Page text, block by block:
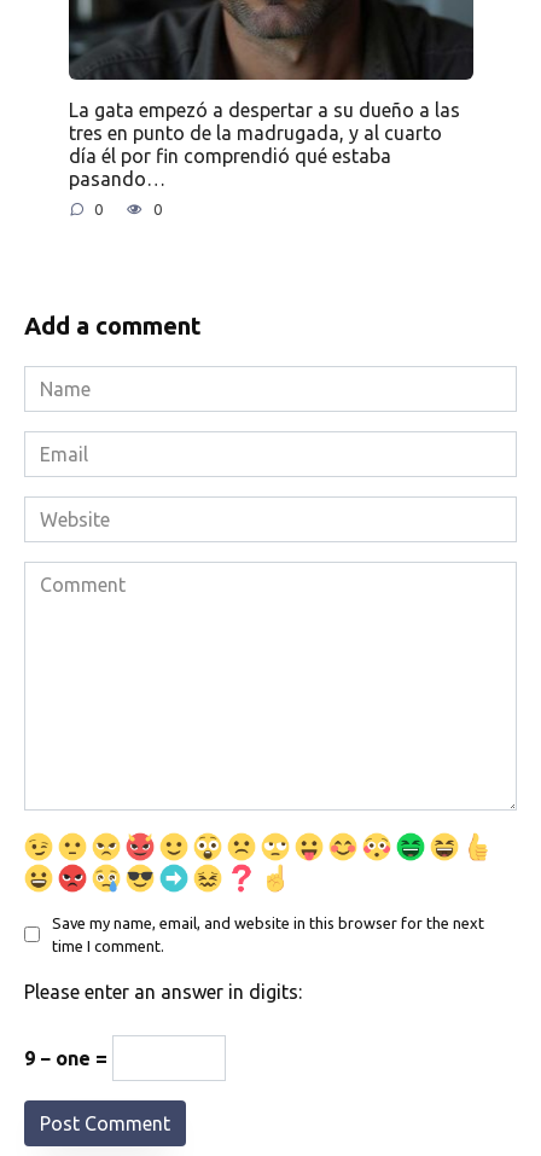
La gata empezó a despertar a su dueño a las
tres en punto de la madrugada, y al cuarto
día él por fin comprendió qué estaba
pasando…
0 0
Add a comment
Name
*
Email
*
Website
Comment
Save my name, email, and website in this browser for the next
time I comment.
Please enter an answer in digits:
9 − one =